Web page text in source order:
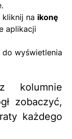
na ikonę
aplikacji
do wyświetlenia
kolumnie
zobaczyć,
każdego